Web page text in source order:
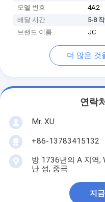
모델 번호
4A2
배달 시간
5-8
브랜드 이름
JC
더 많은 것
연락
Mr. XU
+86-13783415132
방 1736년의 A 지역,
난 성, 중국.
지